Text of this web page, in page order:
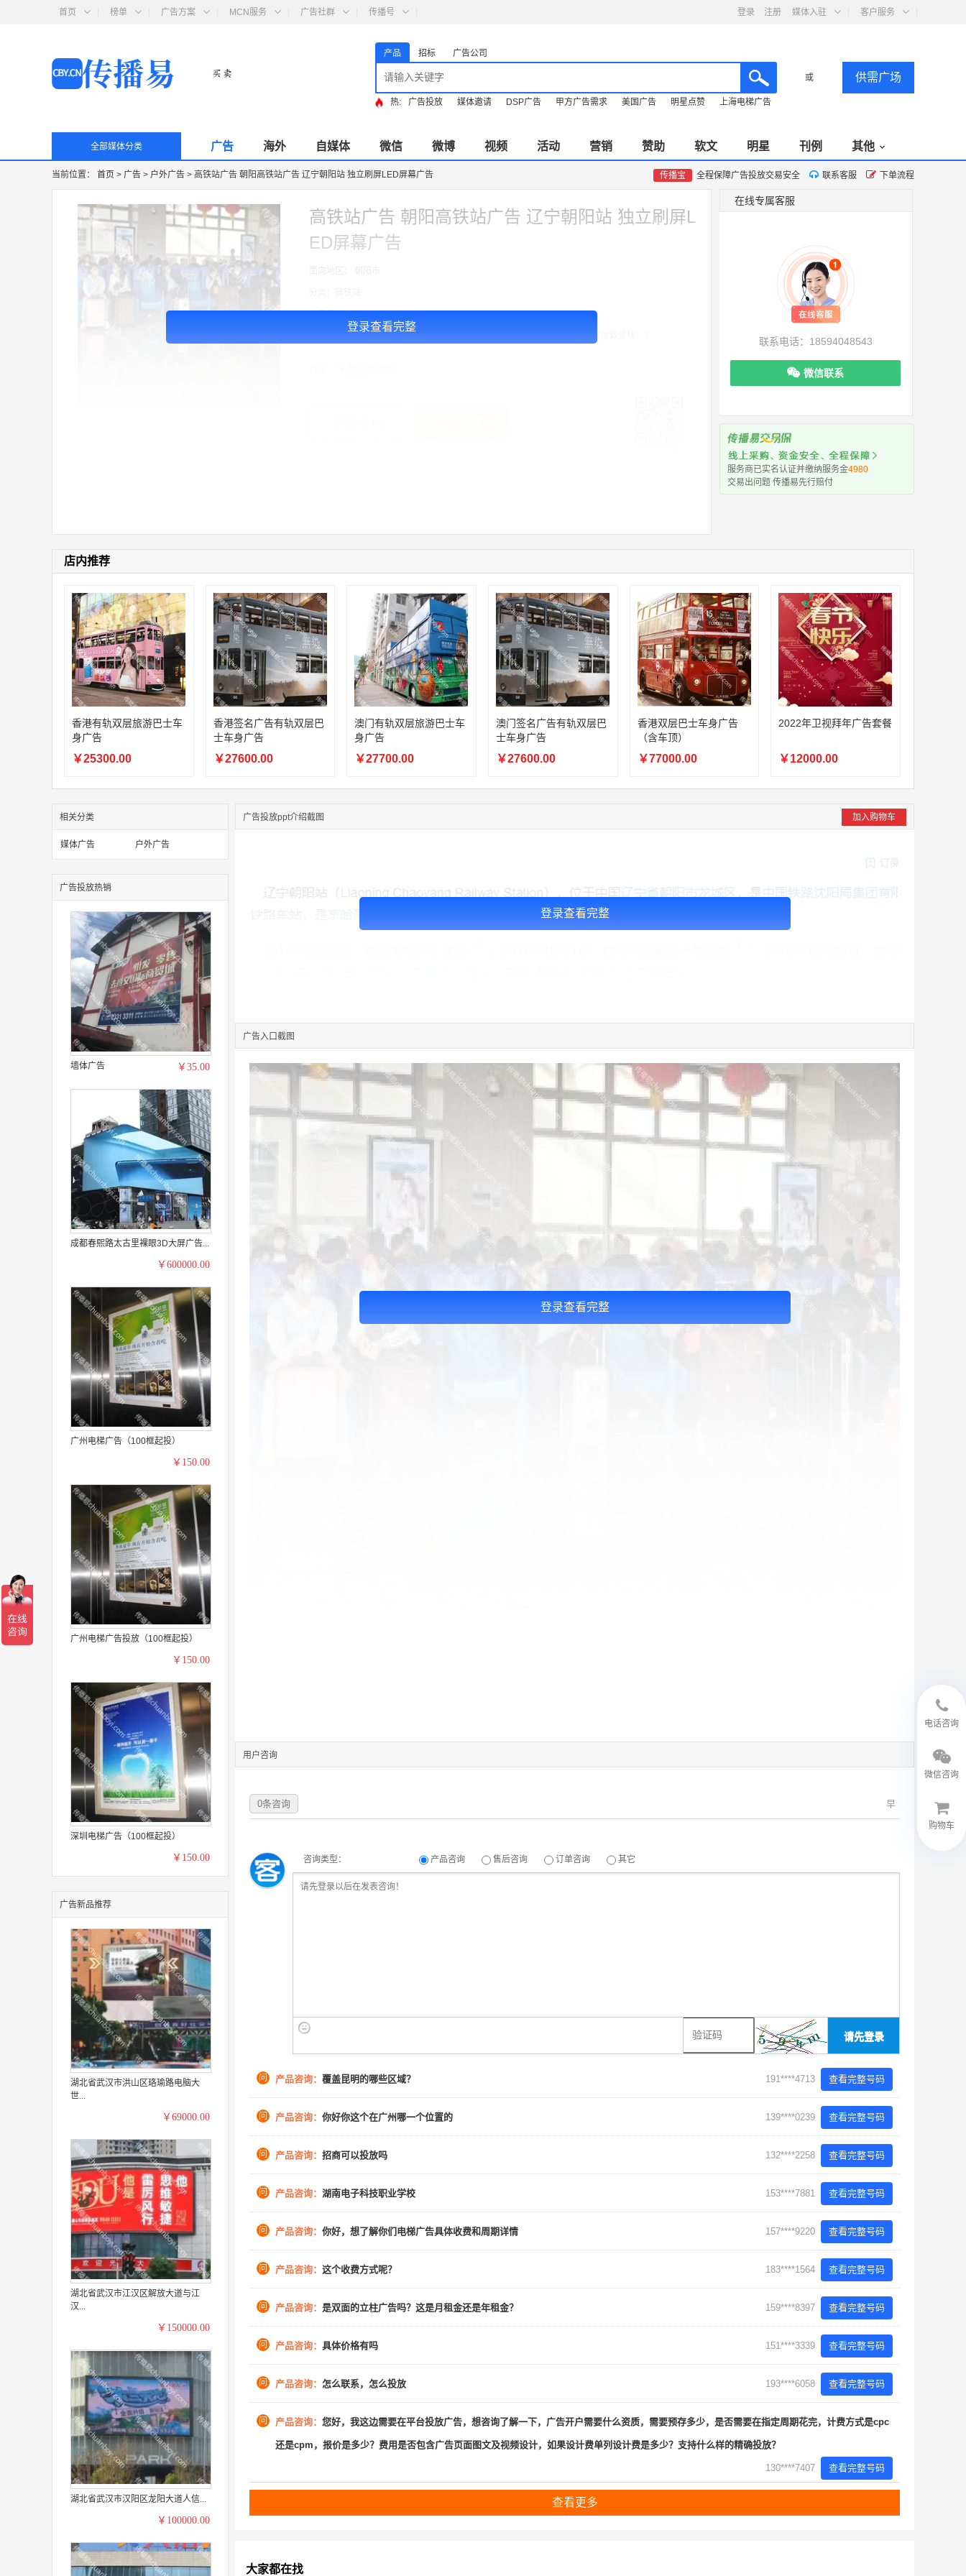
首页 榜单 广告方案 MCN服务 广告社群 传播号 登录 注册 媒体入驻 客户服务
产品 招标 广告公司
或 供需广场
热: 广告投放 媒体邀请 DSP广告 甲方广告需求 美国广告 明星点赞 上海电梯广告
全部媒体分类 广告 海外 自媒体 微信 微博 视频 活动 营销 赞助 软文 明星 刊例 其他
当前位置： 首页 > 广告 > 户外广告 > 高铁站广告 朝阳高铁站广告 辽宁朝阳站 独立刷屏LED屏幕广告 传播宝 全程保障广告投放交易安全 联系客服 下单流程
登录查看完整
高铁站广告 朝阳高铁站广告 辽宁朝阳站 独立刷屏L
ED屏幕广告
155****5272 联系了该媒体所在商家
02:32:27
176****3456
联系了该媒体所在商家
182****6963 联系了该媒体所在商家
130****3379 联系了该媒体所在商家
08:36:41 191****0991 联系了该媒体所在商家
05:24:34 186****8762 联系了该媒体所在商家
05:26:28 139****8472 联系了该媒体所在商家
02:28:16 183****1249 联系了该媒体所在商家
05:13:40 159****9700
联系了该媒体所在商家
08:52:47 155****6115
联系了该媒体所在商家
03:18:49 173****0620 联系了该媒体所在商家
在线专属客服
联系电话：18594048543
微信联系
服务商已实名认证并缴纳服务金4980
交易出问题 传播易先行赔付
店内推荐
香港有轨双层旅游巴士车
身广告
￥25300.00
香港签名广告有轨双层巴
士车身广告
￥27600.00
澳门有轨双层旅游巴士车
身广告
￥27700.00
澳门签名广告有轨双层巴
士车身广告
￥27600.00
香港双层巴士车身广告
（含车顶）
￥77000.00
2022年卫视拜年广告套餐
￥12000.00
相关分类
媒体广告 户外广告
广告投放热销
墙体广告 ￥35.00
成都春熙路太古里裸眼3D大屏广告...
￥600000.00
广州电梯广告（100框起投）
￥150.00
广州电梯广告投放（100框起投）
￥150.00
深圳电梯广告（100框起投）
￥150.00
广告新品推荐
湖北省武汉市洪山区珞瑜路电脑大
世...
￥69000.00
湖北省武汉市江汉区解放大道与江
汉...
￥150000.00
湖北省武汉市汉阳区龙阳大道人信...
￥100000.00
广告投放ppt介绍截图 加入购物车
登录查看完整
广告入口截图
登录查看完整
用户咨询
早
0条咨询
咨询类型： 产品咨询 售后咨询 订单咨询 其它
请先登录
问 产品咨询： 覆盖昆明的哪些区域？ 191****4713 查看完整号码
问 产品咨询： 你好你这个在广州哪一个位置的 139****0239 查看完整号码
问 产品咨询： 招商可以投放吗 132****2258 查看完整号码
问 产品咨询： 湖南电子科技职业学校 153****7881 查看完整号码
问 产品咨询： 你好，想了解你们电梯广告具体收费和周期详情 157****9220 查看完整号码
问 产品咨询： 这个收费方式呢？ 183****1564 查看完整号码
问 产品咨询： 是双面的立柱广告吗？这是月租金还是年租金？ 159****8397 查看完整号码
问 产品咨询： 具体价格有吗 151****3339 查看完整号码
问 产品咨询： 怎么联系，怎么投放 193****6058 查看完整号码
问 产品咨询： 您好，我这边需要在平台投放广告，想咨询了解一下，广告开户需要什么资质，需要预存多少，是否需要在指定周期花完，计费方式是cpc
还是cpm，报价是多少？费用是否包含广告页面图文及视频设计，如果设计费单列设计费是多少？支持什么样的精确投放？
130****7407 查看完整号码
查看更多
大家都在找
电话咨询
微信咨询
购物车